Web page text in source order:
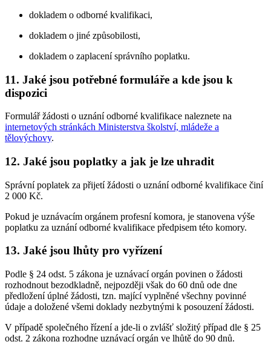
dokladem o odborné kvalifikaci,
dokladem o jiné způsobilosti,
dokladem o zaplacení správního poplatku.
11. Jaké jsou potřebné formuláře a kde jsou k
dispozici
Formulář žádosti o uznání odborné kvalifikace naleznete na
internetových stránkách Ministerstva školství, mládeže a
tělovýchovy.
12. Jaké jsou poplatky a jak je lze uhradit
Správní poplatek za přijetí žádosti o uznání odborné kvalifikace činí
2 000 Kč.
Pokud je uznávacím orgánem profesní komora, je stanovena výše
poplatku za uznání odborné kvalifikace předpisem této komory.
13. Jaké jsou lhůty pro vyřízení
Podle § 24 odst. 5 zákona je uznávací orgán povinen o žádosti
rozhodnout bezodkladně, nejpozději však do 60 dnů ode dne
předložení úplné žádosti, tzn. mající vyplněné všechny povinné
údaje a doložené všemi doklady nezbytnými k posouzení žádosti.
V případě společného řízení a jde-li o zvlášť složitý případ dle § 25
odst. 2 zákona rozhodne uznávací orgán ve lhůtě do 90 dnů.